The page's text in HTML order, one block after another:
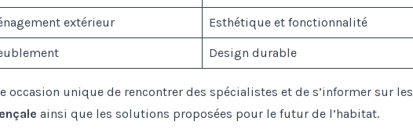
extérieur Esthétique et fonctionnalité
Design durable
occasion unique de rencontrer des spécialistes et de s’informer sur les
ainsi que les solutions proposées pour le futur de l’habitat.